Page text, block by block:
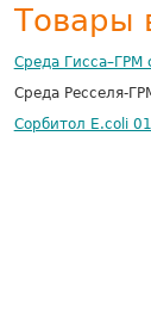
Товары
Среда Гисса–ГРМ
Среда Ресселя-
Сорбитол E.сoli